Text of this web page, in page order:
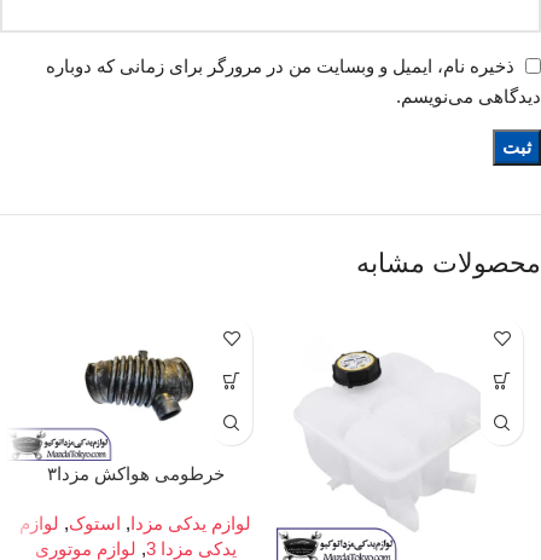
ذخیره نام، ایمیل و وبسایت من در مرورگر برای زمانی که دوباره
دیدگاهی می‌نویسم.
محصولات مشابه
خرطومی هواکش مزدا۳
لوازم یدکی مزدا, استوک, لوازم
یدکی مزدا 3 , لوازم موتوری